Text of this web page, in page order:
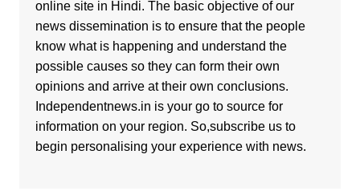
online site in Hindi. The basic objective of our
news dissemination is to ensure that the people
know what is happening and understand the
possible causes so they can form their own
opinions and arrive at their own conclusions.
Independentnews.in is your go to source for
information on your region. So,subscribe us to
begin personalising your experience with news.